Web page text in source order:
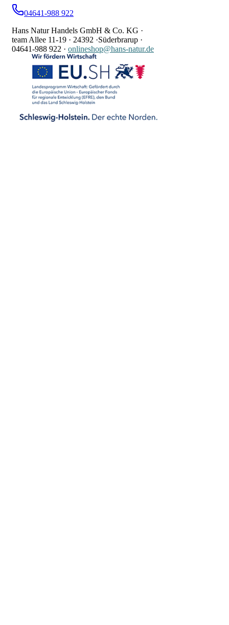
04641-988 922
Hans Natur Handels GmbH & Co. KG ·
team Allee 11-19 · 24392 ·Süderbrarup ·
04641-988 922 · onlineshop@hans-natur.de